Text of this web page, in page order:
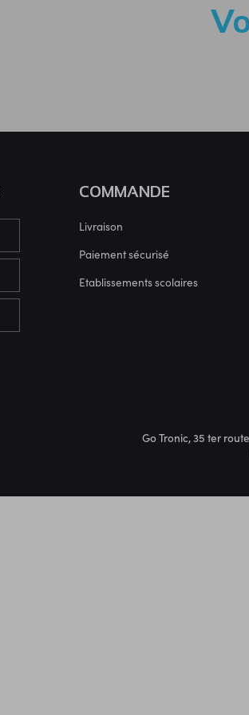
COMMANDE
Livraison
Paiement sécurisé
Etablissements scolaires
Go Tronic, 35 ter